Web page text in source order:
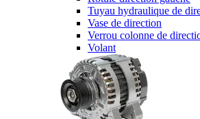
Tuyau hydraulique de
Vase de direction
Verrou colonne de
Volant